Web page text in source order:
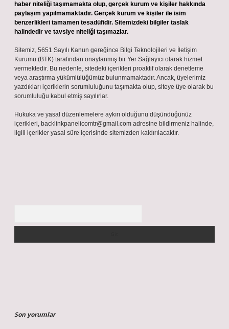
haber niteliği taşımamakta olup, gerçek kurum ve kişiler hakkında
paylaşım yapılmamaktadır. Gerçek kurum ve kişiler ile isim
benzerlikleri tamamen tesadüfidir. Sitemizdeki bilgiler taslak
halindedir ve tavsiye niteliği taşımazlar.
Sitemiz, 5651 Sayılı Kanun gereğince Bilgi Teknolojileri ve İletişim
Kurumu (BTK) tarafından onaylanmış bir Yer Sağlayıcı olarak hizmet
vermektedir. Bu nedenle, sitedeki içerikleri proaktif olarak denetleme
veya araştırma yükümlülüğümüz bulunmamaktadır. Ancak, üyelerimiz
yazdıkları içeriklerin sorumluluğunu taşımakta olup, siteye üye olarak bu
sorumluluğu kabul etmiş sayılırlar.
Hukuka ve yasal düzenlemelere aykırı olduğunu düşündüğünüz
içerikleri, backlinkpanelicomtr@gmail.com adresine bildirmeniz halinde,
ilgili içerikler yasal süre içerisinde sitemizden kaldırılacaktır.
Son yorumlar